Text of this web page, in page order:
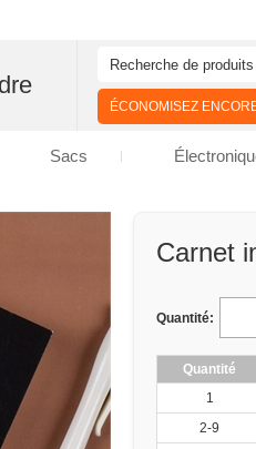
Carnet
Quantité:
Quantité
1
2-9
ÉCONOMISEZ
Sacs